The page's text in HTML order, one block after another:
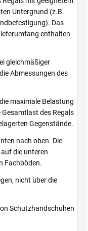
Untergrund (z.B.
Das
enthalten
gleichmäßiger
Abmessungen des
maximale Belastung
des Regals
Gegenstände.
nach oben. Die
die unteren
Fachböden.
nicht über die
Schutzhandschuhen